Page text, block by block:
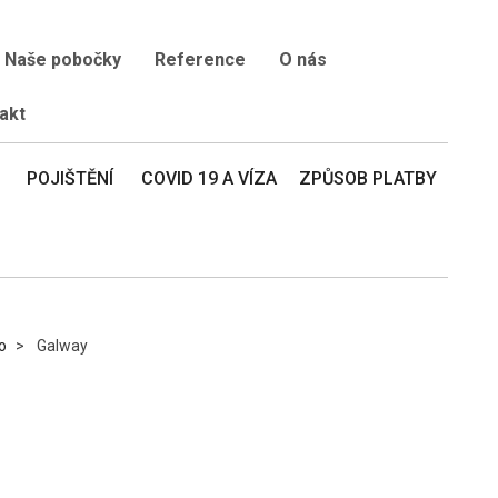
Naše pobočky Reference O nás
POJIŠTĚNÍ COVID 19 A VÍZA ZPŮSOB PLATBY
Galway